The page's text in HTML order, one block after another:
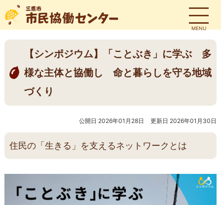
MENU
【シンポジウム】「ことぶき」に学ぶ 多
様な主体と協働し 命と暮らしを守る地域
づくり
公開日 2026年01月28日 更新日 2026年01月30日
住民の「生きる」を支えるネットワークとは